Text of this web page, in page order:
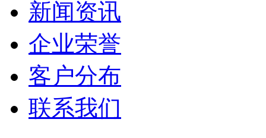
新闻资讯
企业荣誉
客户分布
联系我们